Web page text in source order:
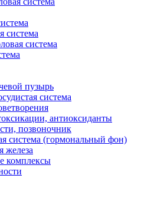
система
система
пузырь
система
антиоксиданты
позвоночник
система (гормональный фон)
железа
комплексы